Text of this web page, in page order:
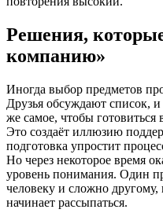
Решения,
компанию»
Иногда выбор предметов
Друзья обсуждают список,
же самое, чтобы готовиться
Это создаёт иллюзию
подготовка упростит
Но через некоторое время
уровень понимания. Один
человеку и сложно
начинает рассыпаться.